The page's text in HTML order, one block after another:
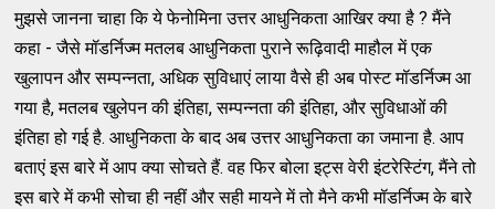
मुझसे जानना चाहा कि ये फेनोमिना उत्तर आधुनिकता आखिर क्या है ? मैंने
कहा - जैसे मॉडर्निज्म मतलब आधुनिकता पुराने रूढ़िवादी माहौल में एक
खुलापन और सम्पन्नता, अधिक सुविधाएं लाया वैसे ही अब पोस्ट मॉडर्निज्म आ
गया है, मतलब खुलेपन की इंतिहा, सम्पन्नता की इंतिहा, और सुविधाओं की
इंतिहा हो गई है. आधुनिकता के बाद अब उत्तर आधुनिकता का जमाना है. आप
बताएं इस बारे में आप क्या सोचते हैं. वह फिर बोला इट्स वेरी इंटरेस्टिंग, मैंने तो
इस बारे में कभी सोचा ही नहीं और सही मायने में तो मैने कभी मॉडर्निज्म के बारे